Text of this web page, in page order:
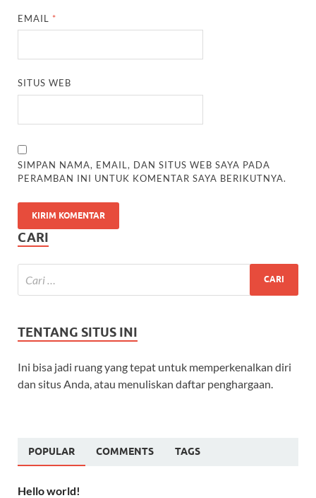
EMAIL *
SITUS WEB
SIMPAN NAMA, EMAIL, DAN SITUS WEB SAYA PADA
PERAMBAN INI UNTUK KOMENTAR SAYA BERIKUTNYA.
CARI
TENTANG SITUS INI
Ini bisa jadi ruang yang tepat untuk memperkenalkan diri
dan situs Anda, atau menuliskan daftar penghargaan.
POPULAR COMMENTS TAGS
Hello world!